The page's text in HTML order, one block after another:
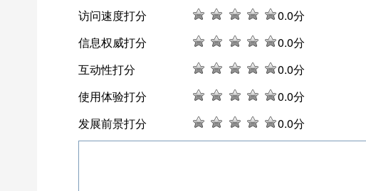
访问速度打分 0.0分
信息权威打分
0.0分
互动性打分
0.0分
使用体验打分
0.0分
发展前景打分
0.0分